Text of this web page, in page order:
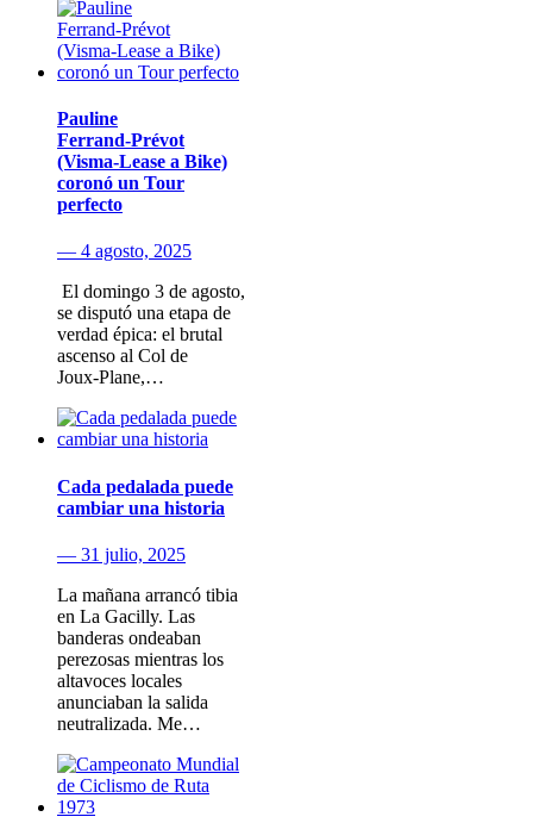
Pauline
Ferrand‑Prévot
(Visma‑Lease a Bike)
coronó un Tour
perfecto
— 4 agosto, 2025
​ El domingo 3 de agosto​,
se disputó una etapa de
verdad épica: el brutal
ascenso al Col de
Joux‑Plane,…
Cada pedalada puede
cambiar una historia
— 31 julio, 2025
La mañana arrancó tibia
en La Gacilly. Las
banderas ondeaban
perezosas mientras los
altavoces locales
anunciaban la salida
neutralizada. Me…